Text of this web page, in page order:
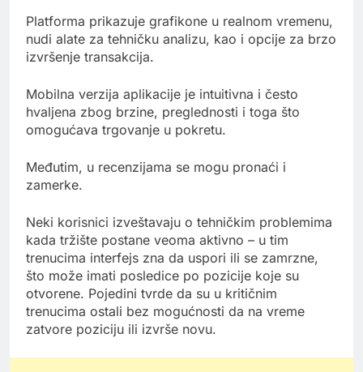
Platforma prikazuje grafikone u realnom vremenu,
nudi alate za tehničku analizu, kao i opcije za brzo
izvršenje transakcija.
Mobilna verzija aplikacije je intuitivna i često
hvaljena zbog brzine, preglednosti i toga što
omogućava trgovanje u pokretu.
Međutim, u recenzijama se mogu pronaći i
zamerke.
Neki korisnici izveštavaju o tehničkim problemima
kada tržište postane veoma aktivno – u tim
trenucima interfejs zna da uspori ili se zamrzne,
što može imati posledice po pozicije koje su
otvorene. Pojedini tvrde da su u kritičnim
trenucima ostali bez mogućnosti da na vreme
zatvore poziciju ili izvrše novu.